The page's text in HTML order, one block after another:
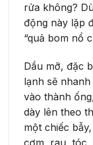
rửa không?
động này lặp
“quả bom nổ
Dầu mỡ, đặc
lạnh sẽ
vào thành
dày lên theo
một chiếc
cơm, rau, tóc,